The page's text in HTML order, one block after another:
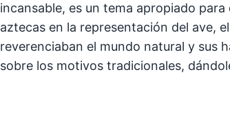
incansable, es un tema apropiado
aztecas en la representación del ave,
reverenciaban el mundo natural y sus
sobre los motivos tradicionales,